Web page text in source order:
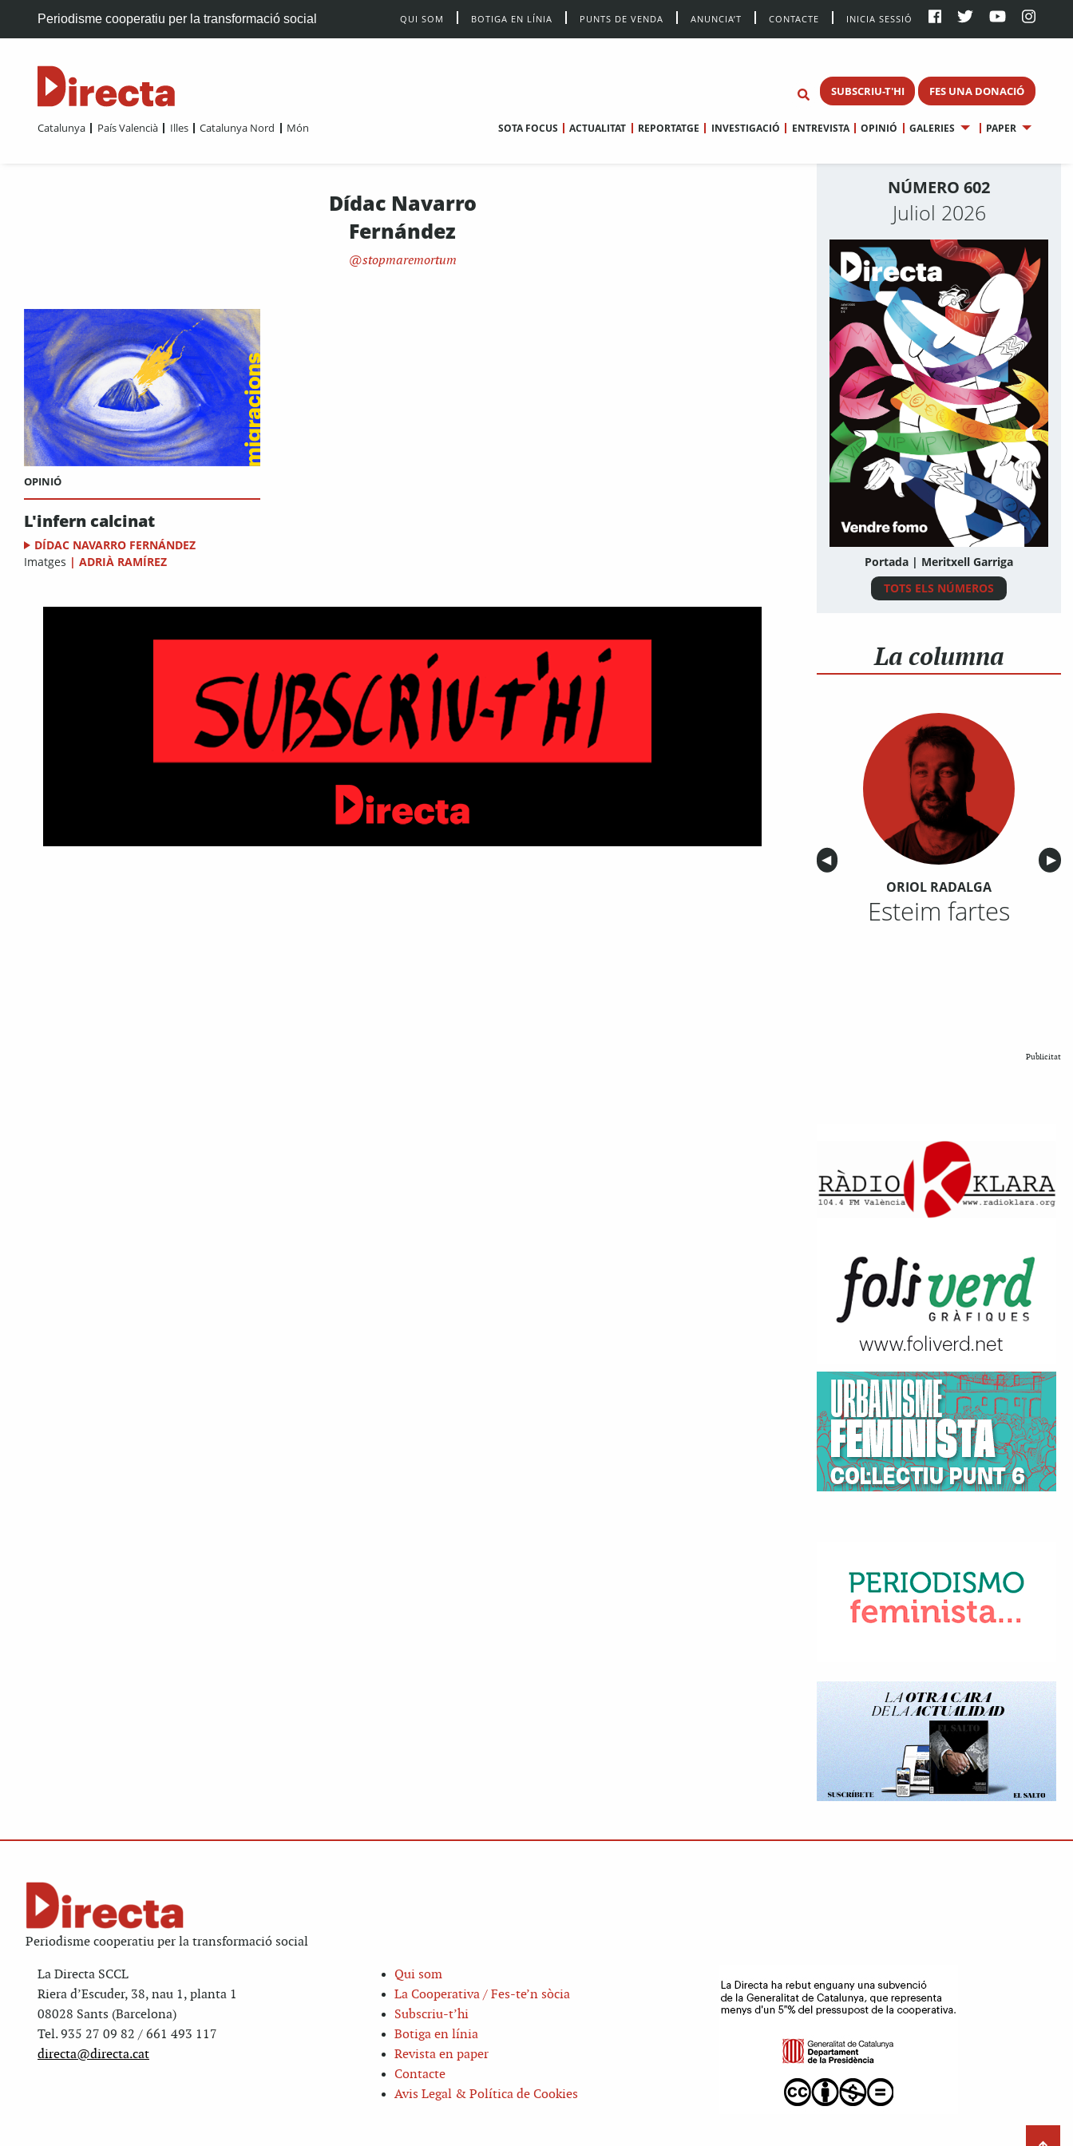
Periodisme cooperatiu per la transformació social QUI SOM BOTIGA EN LÍNIA PUNTS DE VENDA ANUNCIA’T CONTACTE INICIA SESSIÓ
SUBSCRIU-T'HI FES UNA DONACIÓ
Catalunya País Valencià Illes Catalunya Nord Món SOTA FOCUS ACTUALITAT REPORTATGE INVESTIGACIÓ ENTREVISTA OPINIÓ GALERIES PAPER
Dídac Navarro
Fernández
stopmaremortum
OPINIÓ
L'infern calcinat
DÍDAC NAVARRO FERNÁNDEZ
Imatges | ADRIÀ RAMÍREZ
NÚMERO 602
Juliol 2026
Portada | Meritxell Garriga
TOTS ELS NÚMEROS
La columna
Anterior
◀︎ ▶︎
ORIOL RADALGA
Esteim fartes
Publicitat
Periodisme cooperatiu per la transformació social
La Directa SCCL
Riera d’Escuder, 38, nau 1, planta 1
08028 Sants (Barcelona)
Tel. 935 27 09 82 / 661 493 117
directa@directa.cat
Qui som
La Cooperativa / Fes-te’n sòcia
Subscriu-t’hi
Botiga en línia
Revista en paper
Contacte
Avis Legal & Política de Cookies